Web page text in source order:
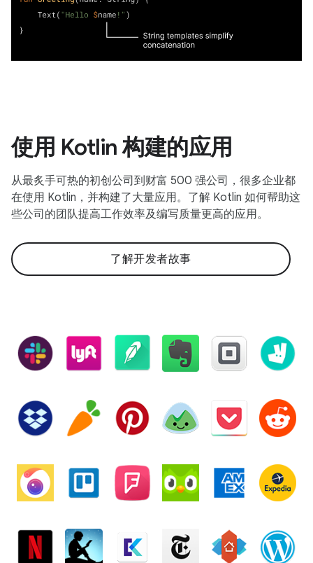
使用 Kotlin 构建的应用
从最炙手可热的初创公司到财富 500 强公司，很多企业都
在使用 Kotlin，并构建了大量应用。了解 Kotlin 如何帮助这
些公司的团队提高工作效率及编写质量更高的应用。
了解开发者故事